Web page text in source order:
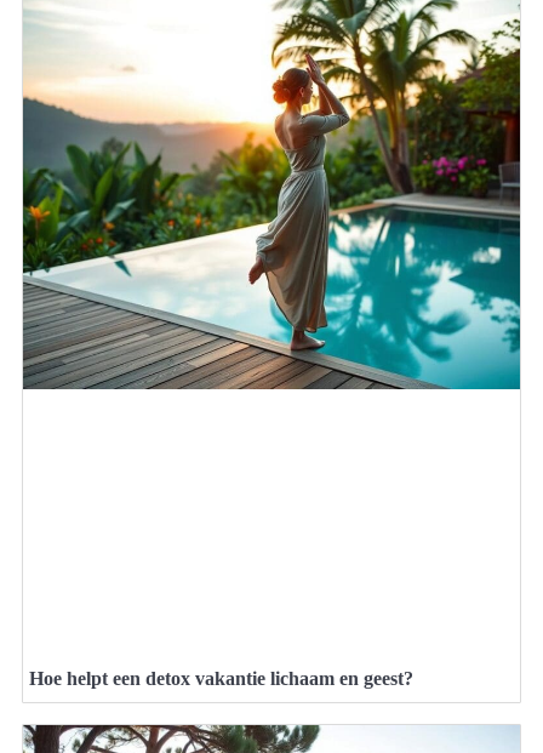
Hoe helpt een detox vakantie lichaam en geest?